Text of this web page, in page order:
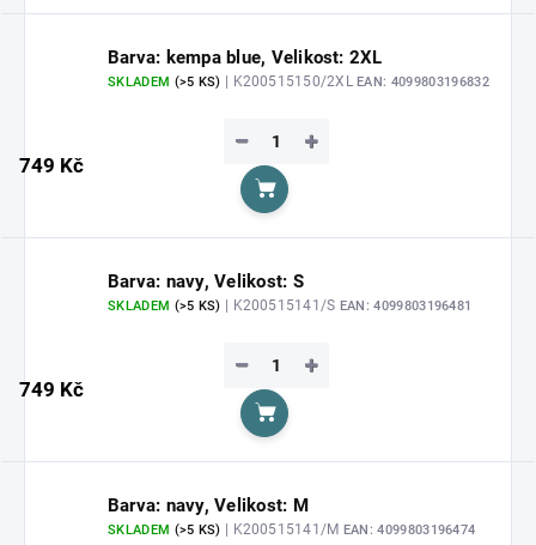
Barva: kempa blue, Velikost: 2XL
SKLADEM (>5 KS) | K200515150/2XLEAN: 4099803196832
749 Kč
+
−
Do košíku
Barva: navy, Velikost: S
SKLADEM (>5 KS) | K200515141/S EAN: 4099803196481
749 Kč
+
−
Do košíku
Barva: navy, Velikost: M
SKLADEM (>5 KS) | K200515141/M EAN: 4099803196474